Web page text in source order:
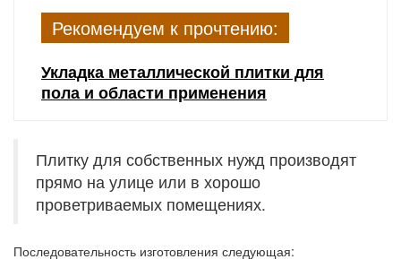
Рекомендуем к прочтению:
Укладка металлической плитки для
пола и области применения
Плитку для собственных нужд производят
прямо на улице или в хорошо
проветриваемых помещениях.
Последовательность изготовления следующая: